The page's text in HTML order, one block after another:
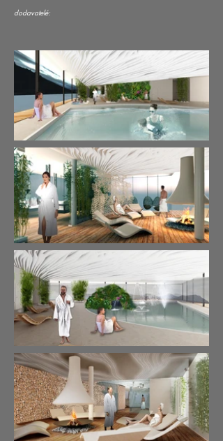
dodavatelé: